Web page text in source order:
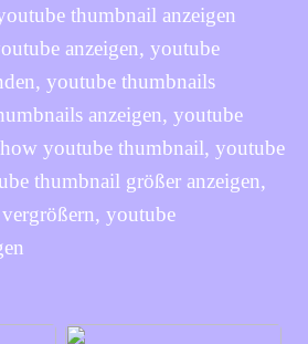
thumbnail anzeigen
anzeigen, youtube
youtube thumbnails
anzeigen, youtube
youtube thumbnail, youtube
thumbnail größer anzeigen,
youtube